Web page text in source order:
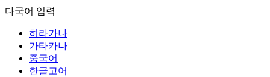
다국어 입력
히라가나
가타카나
중국어
한글고어